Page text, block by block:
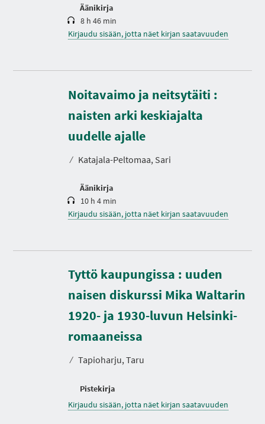
Äänikirja
8 h 46 min
Kirjaudu sisään, jotta näet kirjan saatavuuden
Noitavaimo ja neitsytäiti :
naisten arki keskiajalta
uudelle ajalle
⁄ Katajala-Peltomaa, Sari
Äänikirja
K
e
s
t
10 h 4 min
Kirjaudu sisään, jotta näet kirjan saatavuuden
Tyttö kaupungissa : uuden
naisen diskurssi Mika Waltarin
1920- ja 1930-luvun Helsinki-
romaaneissa
⁄ Tapioharju, Taru
Pistekirja
Kirjaudu sisään, jotta näet kirjan saatavuuden